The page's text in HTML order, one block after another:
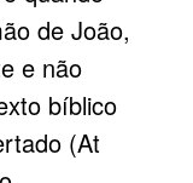
de João,
e não
bíblico
(At